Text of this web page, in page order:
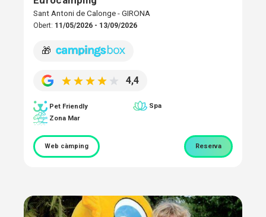
Sant Antoni de Calonge - GIRONA
Obert: 11/05/2026 - 13/09/2026
🎁
4,4
Pet Friendly
Spa
Zona Mar
Web càmping Reserva